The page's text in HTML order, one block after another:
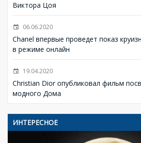
Виктора Цоя
06.06.2020
Chanel впервые проведет показ
в режиме онлайн
19.04.2020
Christian Dior опубликовал фильм
модного Дома
ИНТЕРЕСНОЕ